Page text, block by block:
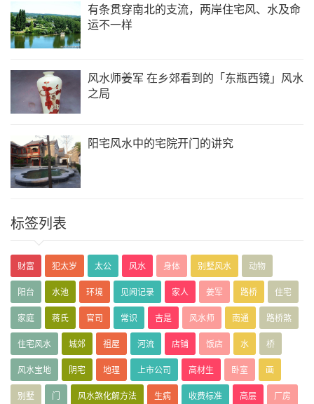
有条贯穿南北的支流，两岸住宅风、水及命
运不一样
风水师姜军 在乡郊看到的「东瓶西镜」风水
之局
阳宅风水中的宅院开门的讲究
标签列表
财富 犯太岁 太公 风水 身体 别墅风水 动物
阳台 水池 环境 见闻记录 家人 姜军 路桥 住宅
家庭 蒋氏 官司 常识 吉是 风水师 南通 路桥煞
住宅风水 城郊 祖屋 河流 店铺 饭店 水 桥
风水宝地 阴宅 地理 上市公司 高材生 卧室 画
别墅 门 风水煞化解方法 生病 收费标准 高层 厂房